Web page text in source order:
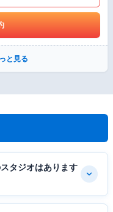
と見る
タジオはあります